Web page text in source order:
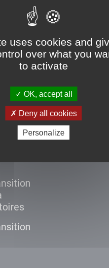
uses cookies and
over what you
to activate
OK, accept all
Deny all cookies
Personalize
capacité professionnelle
l'obtention du